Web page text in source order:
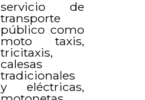
servicio de
transporte
público como
moto taxis,
tricitaxis,
calesas
tradicionales
y eléctricas,